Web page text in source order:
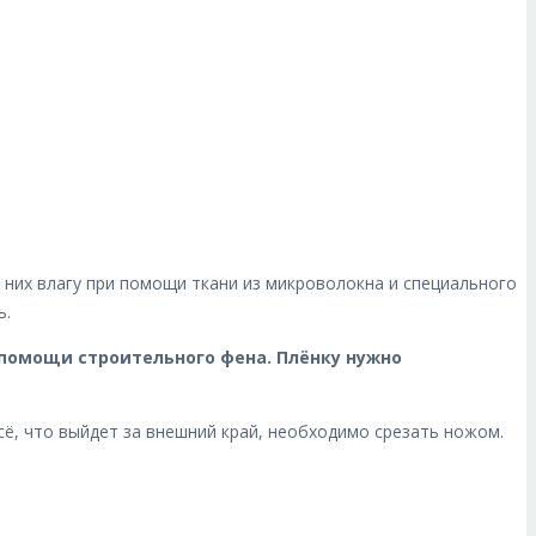
влагу при помощи ткани из микроволокна и специального
строительного фена. Плёнку нужно
что выйдет за внешний край, необходимо срезать ножом.